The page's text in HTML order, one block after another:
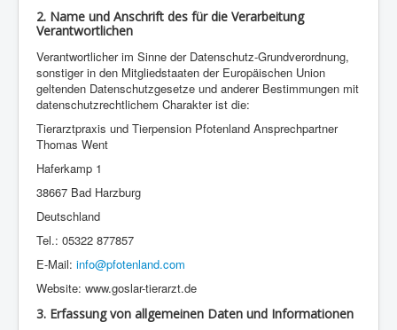
2. Name und Anschrift des für die Verarbeitung
Verantwortlichen
Verantwortlicher im Sinne der Datenschutz-Grundverordnung,
sonstiger in den Mitgliedstaaten der Europäischen Union
geltenden Datenschutzgesetze und anderer Bestimmungen mit
datenschutzrechtlichem Charakter ist die:
Tierarztpraxis und Tierpension Pfotenland Ansprechpartner
Thomas Went
Haferkamp 1
38667 Bad Harzburg
Deutschland
Tel.: 05322 877857
E-Mail: info@pfotenland.com
Website: www.goslar-tierarzt.de
3. Erfassung von allgemeinen Daten und Informationen